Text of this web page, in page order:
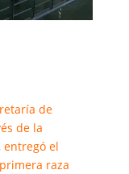
de
de la
entregó el
raza